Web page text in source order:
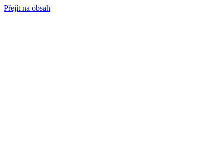
Přejít na obsah